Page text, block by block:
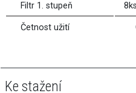
Filtr 1. stupeň
Četnost užití
Ke stažení